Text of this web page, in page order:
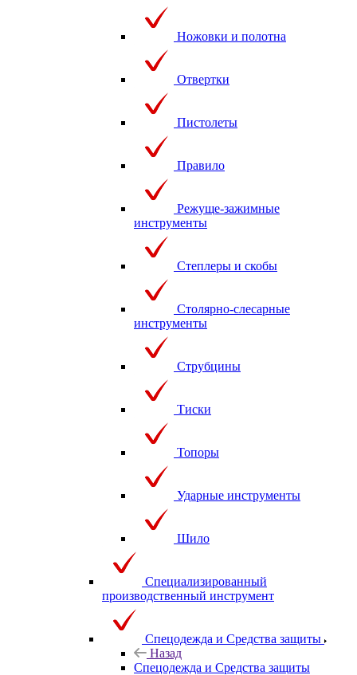
Ножовки и полотна
Отвертки
Пистолеты
Правило
Режуще-зажимные
инструменты
Степлеры и скобы
Столярно-слесарные
инструменты
Струбцины
Тиски
Топоры
Ударные инструменты
Шило
Специализированный
производственный инструмент
Спецодежда и Средства защиты
Назад
Спецодежда и Средства защиты